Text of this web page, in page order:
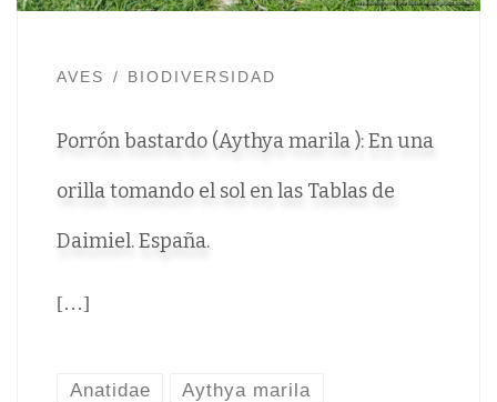
AVES BIODIVERSIDAD
Porrón bastardo (Aythya marila ): En una
orilla tomando el sol en las Tablas de
Daimiel. España.
[…]
Anatidae Aythya marila